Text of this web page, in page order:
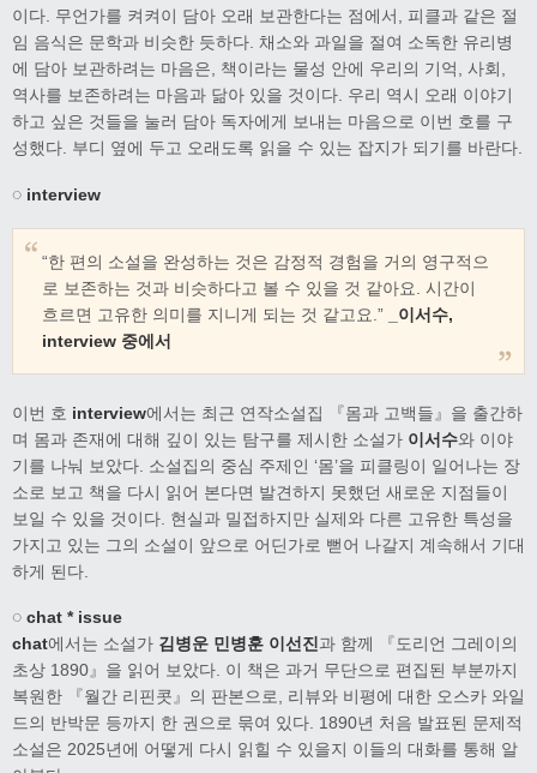
이다. 무언가를 켜켜이 담아 오래 보관한다는 점에서, 피클과 같은 절
임 음식은 문학과 비슷한 듯하다. 채소와 과일을 절여 소독한 유리병
에 담아 보관하려는 마음은, 책이라는 물성 안에 우리의 기억, 사회,
역사를 보존하려는 마음과 닮아 있을 것이다. 우리 역시 오래 이야기
하고 싶은 것들을 눌러 담아 독자에게 보내는 마음으로 이번 호를 구
성했다. 부디 옆에 두고 오래도록 읽을 수 있는 잡지가 되기를 바란다.
◌ interview
“한 편의 소설을 완성하는 것은 감정적 경험을 거의 영구적으
로 보존하는 것과 비슷하다고 볼 수 있을 것 같아요. 시간이
흐르면 고유한 의미를 지니게 되는 것 같고요.”
_이서수,
interview 중에서
이번 호 interview에서는 최근 연작소설집 『몸과 고백들』을 출간하
며 몸과 존재에 대해 깊이 있는 탐구를 제시한 소설가 이서수와 이야
기를 나눠 보았다. 소설집의 중심 주제인 ‘몸’을 피클링이 일어나는 장
소로 보고 책을 다시 읽어 본다면 발견하지 못했던 새로운 지점들이
보일 수 있을 것이다. 현실과 밀접하지만 실제와 다른 고유한 특성을
가지고 있는 그의 소설이 앞으로 어딘가로 뻗어 나갈지 계속해서 기대
하게 된다.
◌ chat * issue
chat에서는 소설가 김병운 민병훈 이선진과 함께 『도리언 그레이의
초상 1890』을 읽어 보았다. 이 책은 과거 무단으로 편집된 부분까지
복원한 『월간 리핀콧』의 판본으로, 리뷰와 비평에 대한 오스카 와일
드의 반박문 등까지 한 권으로 묶여 있다. 1890년 처음 발표된 문제적
소설은 2025년에 어떻게 다시 읽힐 수 있을지 이들의 대화를 통해 알